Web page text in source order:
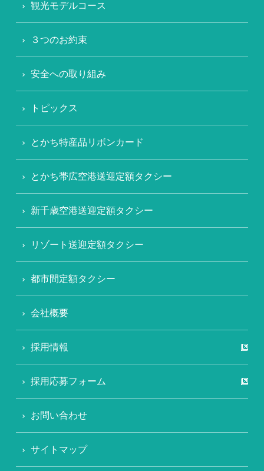
観光モデルコース
３つのお約束
安全への取り組み
トピックス
とかち特産品リボンカード
とかち帯広空港送迎定額タクシー
新千歳空港送迎定額タクシー
リゾート送迎定額タクシー
都市間定額タクシー
会社概要
採用情報
採用応募フォーム
お問い合わせ
サイトマップ